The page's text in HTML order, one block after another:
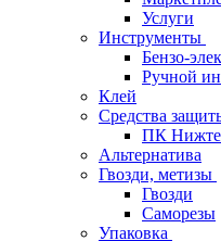
Услуги
Инструменты
Бензо-
Ручной
Клей
Средства
ПК
Альтернатива
Гвозди, метизы
Гвозди
Саморезы
Упаковка